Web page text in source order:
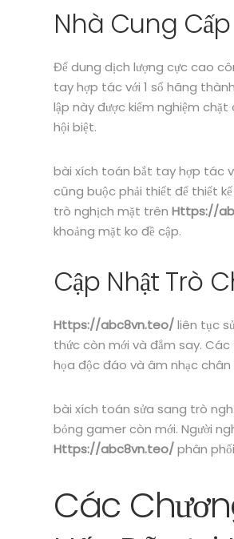
Nhà Cung
Để dung dịch lượng cực cao
tay hợp tác với 1 số hãng
lập này được kiểm nghiệm
hội biệt.
bài xích toán bắt tay hợp tác
cũng buộc phải thiết để thiết
trò nghịch mặt trên Https://
khoảng mặt ko đề cập.
Cập Nhật Trò
Https://abc8vn.teo/liên tục
thức còn mới và đắm say.
họa độc đáo và âm nhạc chân
bài xích toán sửa sang trò
bỏng gamer còn mới. Người
Https://abc8vn.teo/phân
Các